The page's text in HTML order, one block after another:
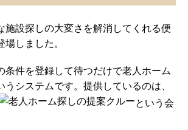
施設探しの大変さを解消してくれる便
しました。
条件を登録して待つだけで老人ホーム
システムです。提供しているのは、
という会